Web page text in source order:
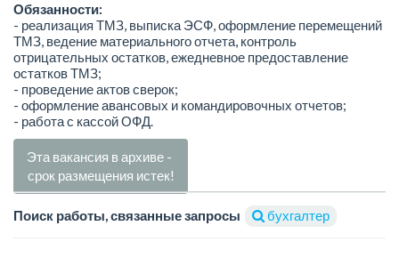
Обязанности:
- реализация ТМЗ, выписка ЭСФ, оформление перемещений
ТМЗ, ведение материального отчета, контроль
отрицательных остатков, ежедневное предоставление
остатков ТМЗ;
- проведение актов сверок;
- оформление авансовых и командировочных отчетов;
- работа с кассой ОФД.
Эта вакансия в архиве -
срок размещения истек!
Поиск работы, связанные запросы бухгалтер